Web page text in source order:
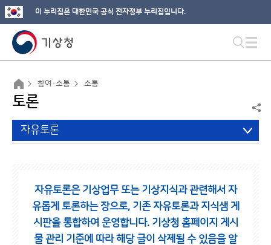
이 누리집은 대한민국 공식 전자정부 누리집입니다.
참여·소통 소통
토론
자유토론
자유토론은 기상업무 또는 기상지식과 관련해서 자
유롭게 토론하는 장으로, 기존 자유토론과 지식샘 게
시판을 통합하여 운영합니다. 기상청 홈페이지 게시
물 관리 기준에 따라 해당 글이 삭제될 수 있음을 알